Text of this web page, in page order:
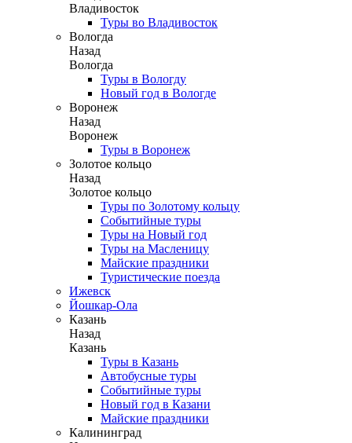
Владивосток
Туры во Владивосток
Вологда
Назад
Вологда
Туры в Вологду
Новый год в Вологде
Воронеж
Назад
Воронеж
Туры в Воронеж
Золотое кольцо
Назад
Золотое кольцо
Туры по Золотому кольцу
Событийные туры
Туры на Новый год
Туры на Масленицу
Майские праздники
Туристические поезда
Ижевск
Йошкар-Ола
Казань
Назад
Казань
Туры в Казань
Автобусные туры
Событийные туры
Новый год в Казани
Майские праздники
Калининград